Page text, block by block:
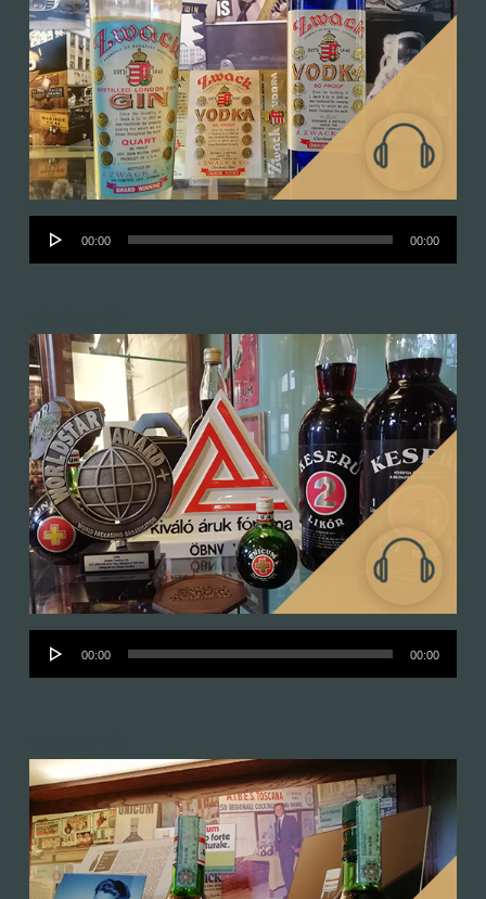
lejátszó
00:00 00:00
Audió
lejátszó
00:00 00:00